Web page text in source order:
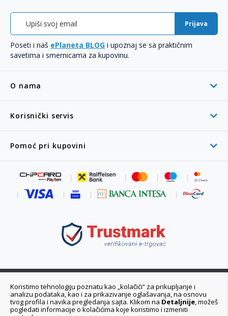
O nama
Korisnički servis
Pomoć pri kupovini
Prijava
Poseti i naš ePlaneta BLOG i upoznaj se sa praktičnim
savetima i smernicama za kupovinu.
011 6355 550
Ponedeljak - Petak 08:00 - 20:00h
Koristimo tehnologiju poznatu kao „kolačići“ za prikupljanje i
analizu podataka, kao i za prikazivanje oglašavanja, na osnovu
tvog profila i navika pregledanja sajta. Klikom na Detaljnije, možeš
pogledati informacije o kolačićima koje koristimo i izmeniti